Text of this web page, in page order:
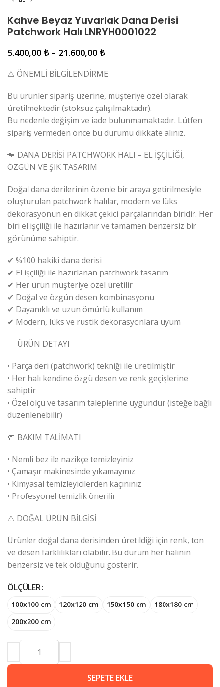
Kahve Beyaz Yuvarlak Dana Derisi
Patchwork Halı LNRYH0001022
5.400,00 ₺ – 21.600,00 ₺
⚠️ ÖNEMLİ BİLGİLENDİRME
Bu ürünler sipariş üzerine, müşteriye özel olarak
üretilmektedir (stoksuz çalışılmaktadır).
Bu nedenle değişim ve iade bulunmamaktadır. Lütfen
sipariş vermeden önce bu durumu dikkate alınız.
🐄 DANA DERİSİ PATCHWORK HALI – EL İŞÇİLİĞİ,
ÖZGÜN VE ŞIK TASARIM
Doğal dana derilerinin özenle bir araya getirilmesiyle
oluşturulan patchwork halılar, modern ve lüks
dekorasyonun en dikkat çekici parçalarından biridir. Her
biri el işçiliği ile hazırlanır ve tamamen benzersiz bir
görünüme sahiptir.
✔ %100 hakiki dana derisi
✔ El işçiliği ile hazırlanan patchwork tasarım
✔ Her ürün müşteriye özel üretilir
✔ Doğal ve özgün desen kombinasyonu
✔ Dayanıklı ve uzun ömürlü kullanım
✔ Modern, lüks ve rustik dekorasyonlara uyum
📏 ÜRÜN DETAYI
• Parça deri (patchwork) tekniği ile üretilmiştir
• Her halı kendine özgü desen ve renk geçişlerine
sahiptir
• Özel ölçü ve tasarım taleplerine uygundur (isteğe bağlı
düzenlenebilir)
🧼 BAKIM TALİMATI
• Nemli bez ile nazikçe temizleyiniz
• Çamaşır makinesinde yıkamayınız
• Kimyasal temizleyicilerden kaçınınız
• Profesyonel temizlik önerilir
⚠️ DOĞAL ÜRÜN BİLGİSİ
Ürünler doğal dana derisinden üretildiği için renk, ton
ve desen farklılıkları olabilir. Bu durum her halının
benzersiz ve tek olduğunu gösterir.
ÖLÇÜLER
100x100 cm 120x120 cm 150x150 cm
180x180 cm
200x200 cm
SEPETE EKLE